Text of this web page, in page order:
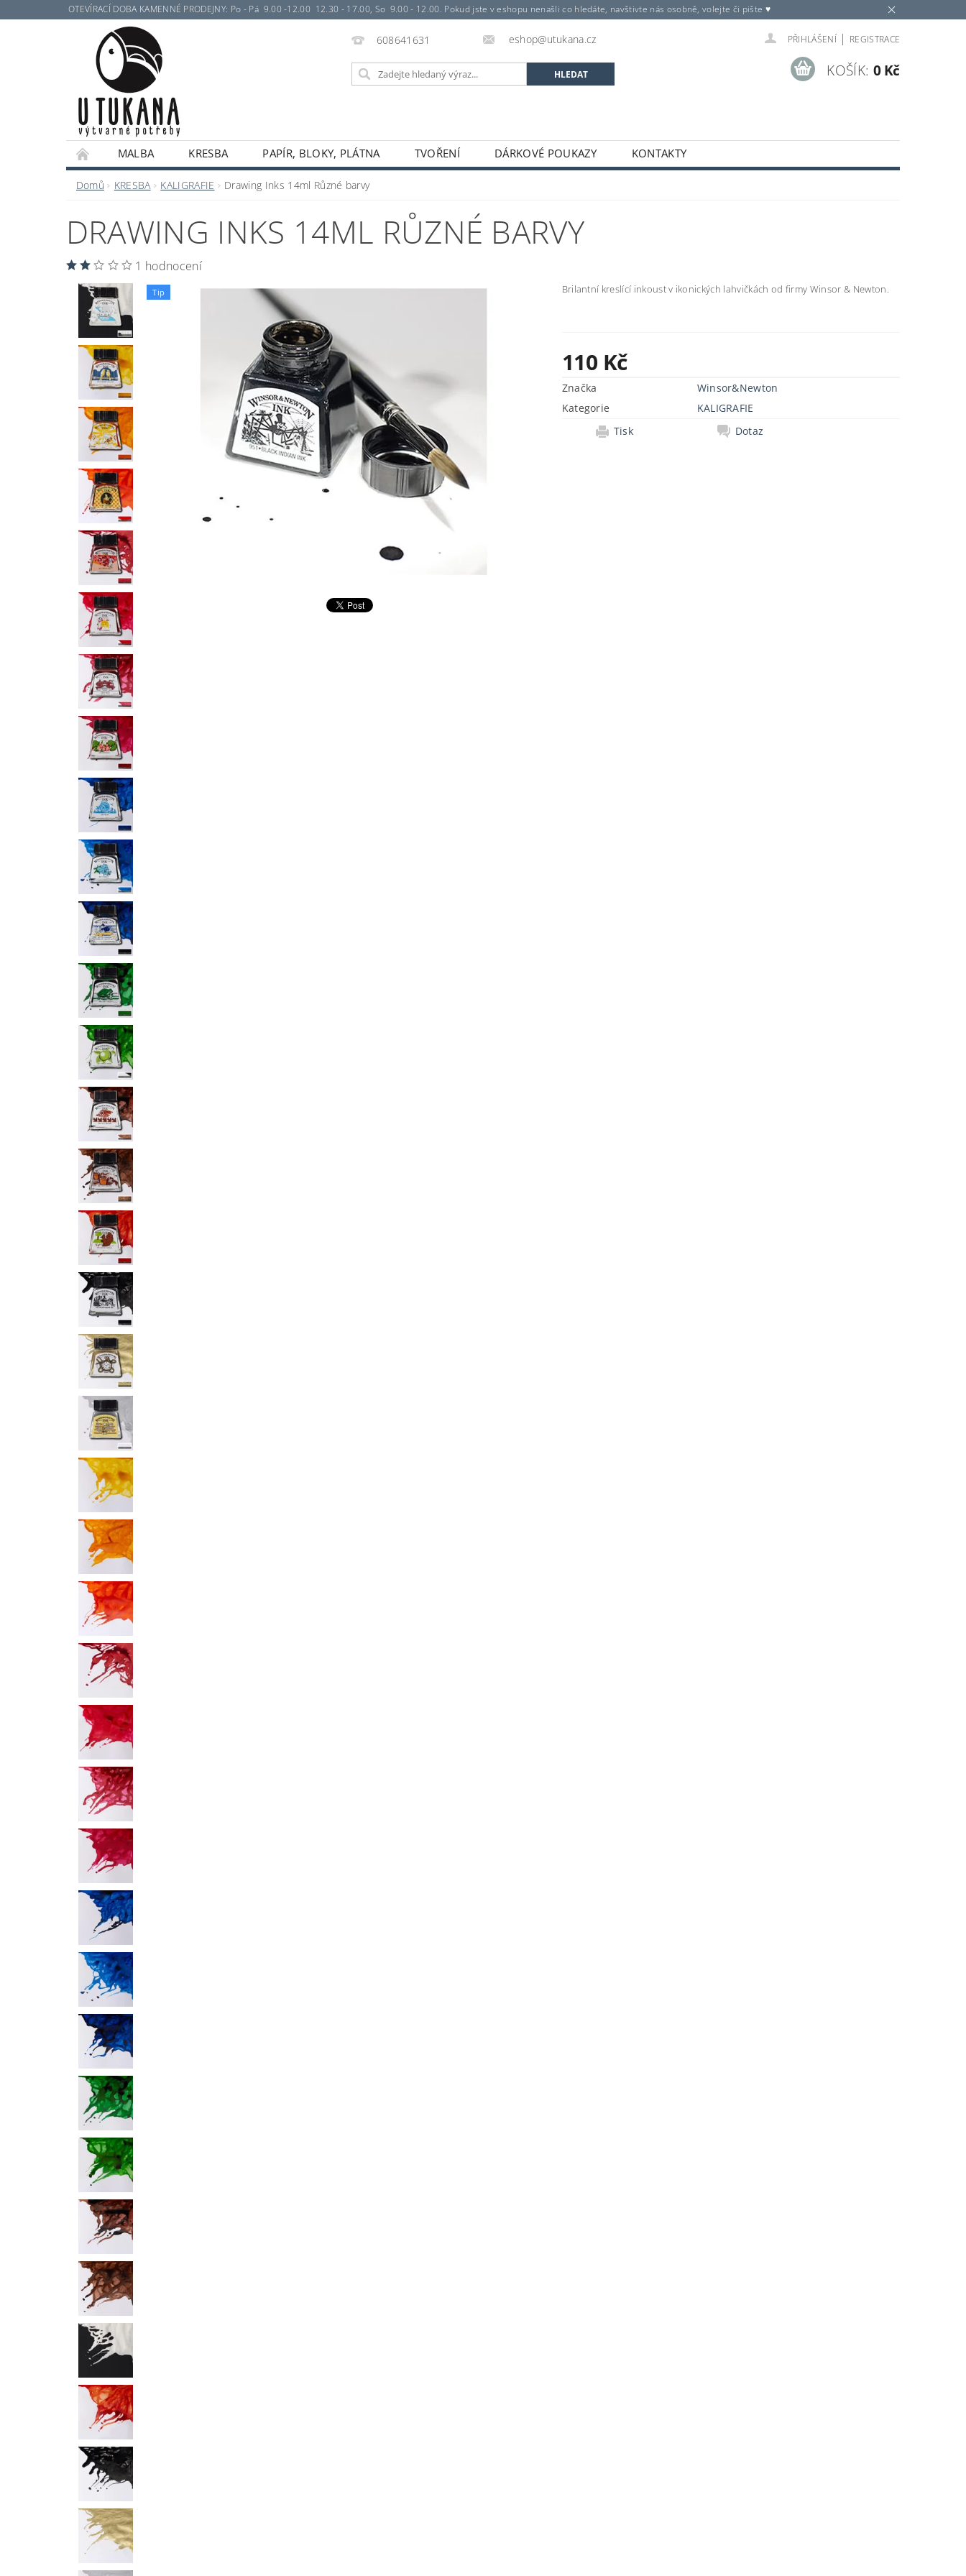
OTEVÍRACÍ DOBA KAMENNÉ PRODEJNY: Po - Pá 9.00 -12.00 12.30 - 17.00, So 9.00 - 12.00. Pokud jste v eshopu nenašli co hledáte, navštivte nás osobně, volejte či pište ♥
608641631 eshop@utukana.cz PŘIHLÁŠENÍ | REGISTRACE
KOŠÍK: 0 Kč
MALBA KRESBA PAPÍR, BLOKY, PLÁTNA TVOŘENÍ DÁRKOVÉ POUKAZY KONTAKTY
Domů KRESBA KALIGRAFIE Drawing Inks 14ml Různé barvy
DRAWING INKS 14ML RŮZNÉ BARVY
1 hodnocení
Tip Brilantní kreslící inkoust v ikonických lahvičkách od firmy Winsor & Newton.
110 Kč
Značka
Winsor&Newton
Kategorie
KALIGRAFIE
Tisk
Dotaz